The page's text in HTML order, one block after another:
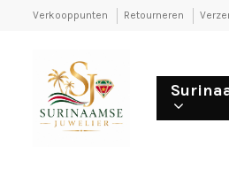
Verkooppunten Retourneren